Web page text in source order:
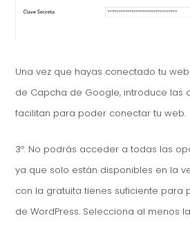
Una vez que hayas conectado tu
de Capcha de Google, introduce las
facilitan para poder conectar tu web.
3º. No podrás acceder a todas las
ya que solo están disponibles en la
con la gratuita tienes suficiente para
de WordPress. Selecciona al menos